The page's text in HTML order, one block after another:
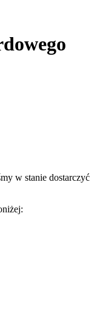
w stanie dostarczyć